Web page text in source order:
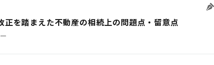
正を踏まえた不動産の相続上の問題点・留意点